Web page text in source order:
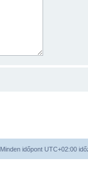
Minden időpont UTC+02:00